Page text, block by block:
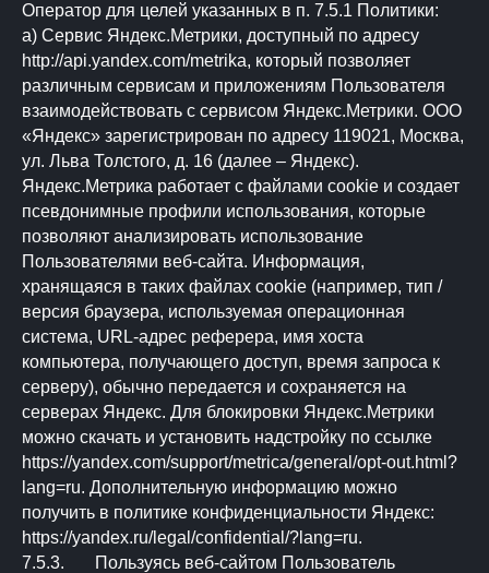
Оператор для целей указанных в п. 7.5.1 Политики:
а) Сервис Яндекс.Метрики, доступный по адресу
http://api.yandex.com/metrika, который позволяет
различным сервисам и приложениям Пользователя
взаимодействовать с сервисом Яндекс.Метрики. ООО
«Яндекс» зарегистрирован по адресу 119021, Москва,
ул. Льва Толстого, д. 16 (далее – Яндекс).
Яндекс.Метрика работает с файлами cookie и создает
псевдонимные профили использования, которые
позволяют анализировать использование
Пользователями веб-сайта. Информация,
хранящаяся в таких файлах cookie (например, тип /
версия браузера, используемая операционная
система, URL-адрес реферера, имя хоста
компьютера, получающего доступ, время запроса к
серверу), обычно передается и сохраняется на
серверах Яндекс. Для блокировки Яндекс.Метрики
можно скачать и установить надстройку по ссылке
https://yandex.com/support/metrica/general/opt-out.html?
lang=ru. Дополнительную информацию можно
получить в политике конфиденциальности Яндекс:
https://yandex.ru/legal/confidential/?lang=ru.
7.5.3. Пользуясь веб-сайтом Пользователь